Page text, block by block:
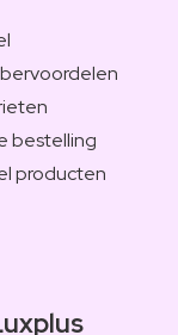
bestelling
producten